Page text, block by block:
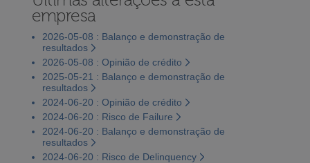
empresa
2026-05-08 : Balanço e demonstração de
resultados
2026-05-08 : Opinião de crédito
2025-05-21 : Balanço e demonstração de
resultados
2024-06-20 : Opinião de crédito
2024-06-20 : Risco de Failure
2024-06-20 : Balanço e demonstração de
resultados
2024-06-20 : Risco de Delinquency